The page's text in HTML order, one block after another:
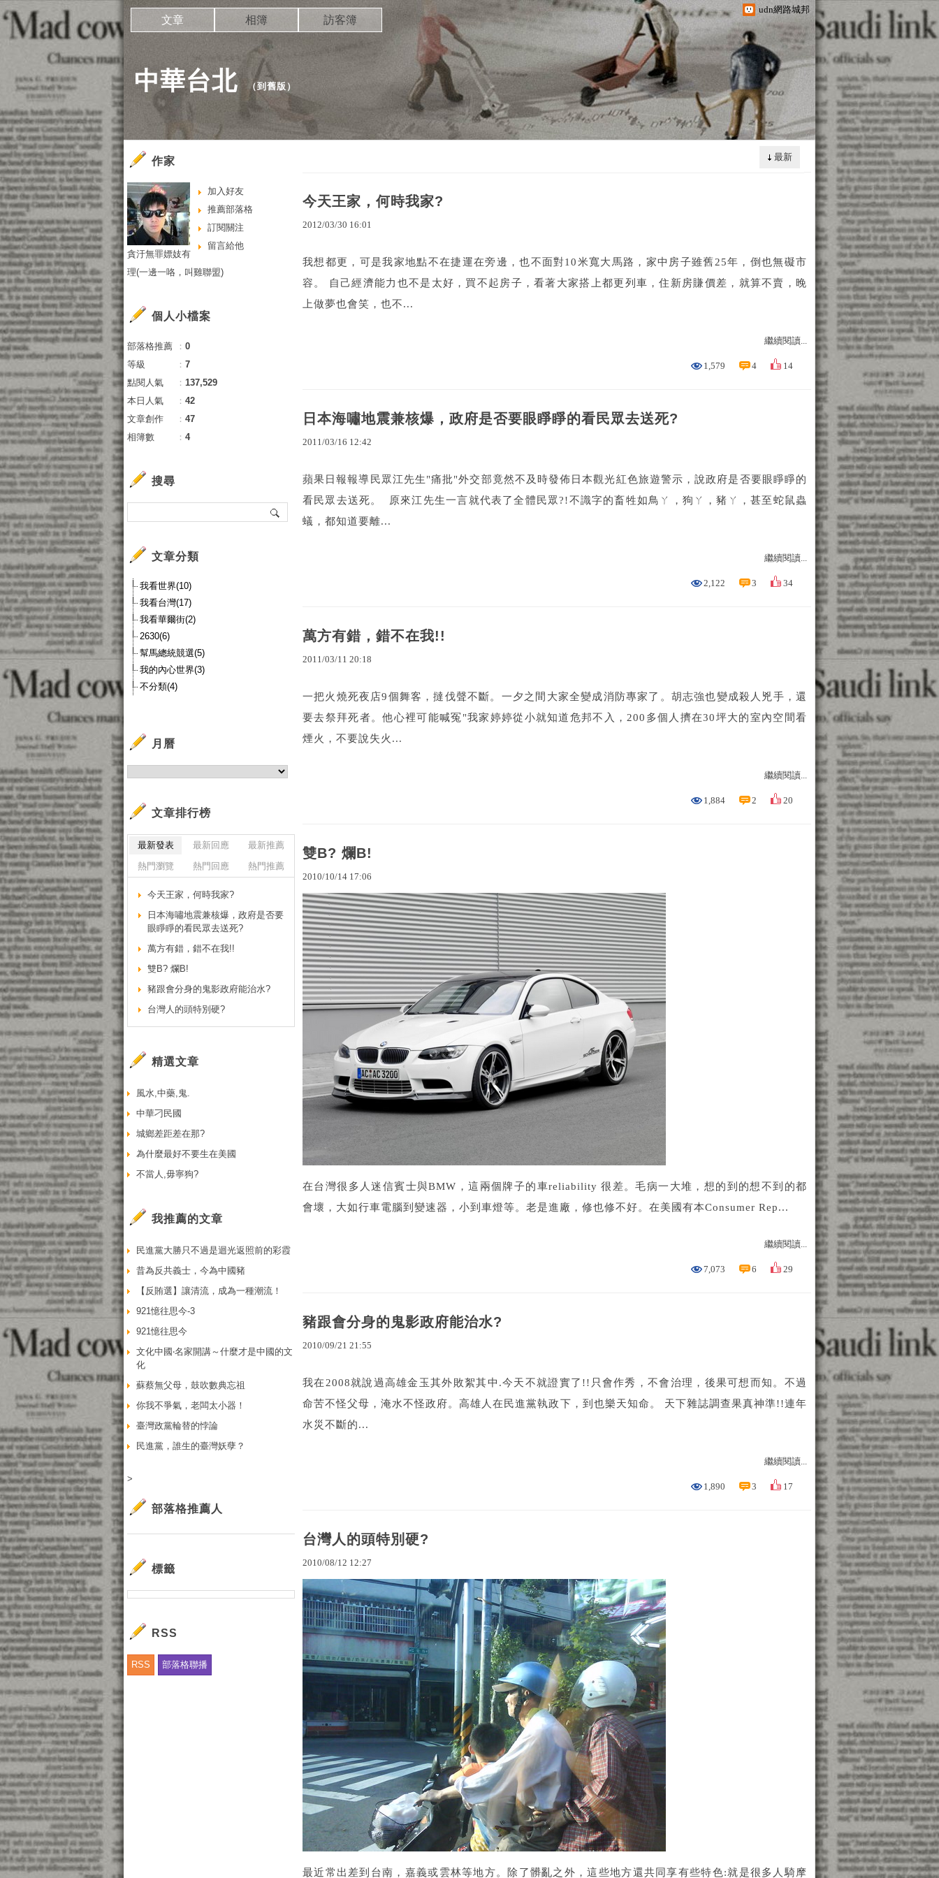
udn網路城邦
中華台北 （到舊版 ）
文章 相簿 訪客簿
最新
今天王家，何時我家?
2012/03/30 16:01
我想都更，可是我家地點不在捷運在旁邊，也不面對10米寬大馬路，家中房子雖舊25年，倒也無礙市
容。 自己經濟能力也不是太好，買不起房子，看著大家搭上都更列車，住新房賺價差，就算不賣，晚
上做夢也會笑，也不...
繼續閱讀...
1,579 4 14
日本海嘯地震兼核爆，政府是否要眼睜睜的看民眾去送死?
2011/03/16 12:42
蘋果日報報導民眾江先生"痛批"外交部竟然不及時發佈日本觀光紅色旅遊警示，說政府是否要眼睜睜的
看民眾去送死。 原來江先生一言就代表了全體民眾?!不識字的畜牲如鳥ㄚ，狗ㄚ，豬ㄚ，甚至蛇鼠蟲
蟻，都知道要離...
繼續閱讀...
2,122 3 34
萬方有錯，錯不在我!!
2011/03/11 20:18
一把火燒死夜店9個舞客，撻伐聲不斷。一夕之間大家全變成消防專家了。胡志強也變成殺人兇手，還
要去祭拜死者。他心裡可能喊冤"我家婷婷從小就知道危邦不入，200多個人擠在30坪大的室內空間看
煙火，不要說失火...
繼續閱讀...
1,884 2 20
雙B? 爛B!
2010/10/14 17:06
在台灣很多人迷信賓士與BMW，這兩個牌子的車reliability 很差。毛病一大堆，想的到的想不到的都
會壞，大如行車電腦到變速器，小到車燈等。老是進廠，修也修不好。在美國有本Consumer Rep...
繼續閱讀...
7,073 6 29
豬跟會分身的鬼影政府能治水?
2010/09/21 21:55
我在2008就說過高雄金玉其外敗絮其中.今天不就證實了!!只會作秀，不會治理，後果可想而知。不過
命苦不怪父母，淹水不怪政府。高雄人在民進黨執政下，到也樂天知命。 天下雜誌調查果真神準!!連年
水災不斷的...
繼續閱讀...
1,890 3 17
台灣人的頭特別硬?
2010/08/12 12:27
最近常出差到台南，嘉義或雲林等地方。除了髒亂之外，這些地方還共同享有些特色:就是很多人騎摩
作家
加入好友
推薦部落格
訂閱關注
留言給他
貪汙無罪嫖妓有
理(一邊一咯，叫雞聯盟)
個人小檔案
部落格推薦 ： 0
等級
： 7
點閱人氣
： 137,529
本日人氣
： 42
文章創作
： 47
相簿數
： 4
搜尋
文章分類
我看世界(10)
我看台灣(17)
我看華爾街(2)
2630(6)
幫馬總統競選(5)
我的內心世界(3)
不分類(4)
月曆
文章排行榜
最新發表 最新回應
最新推薦
熱門瀏覽
熱門回應 熱門推薦
今天王家，何時我家?
日本海嘯地震兼核爆，政府是否要
眼睜睜的看民眾去送死?
萬方有錯，錯不在我!!
雙B? 爛B!
豬跟會分身的鬼影政府能治水?
台灣人的頭特別硬?
精選文章
風水,中藥,鬼.
中華刁民國
城鄉差距差在那?
為什麼最好不要生在美國
不當人,毋寧狗?
我推薦的文章
民進黨大勝只不過是迴光返照前的彩霞
昔為反共義士，今為中國豬
【反賄選】讓清流，成為一種潮流！
921憶往思今-3
921憶往思今
文化中國‧名家開講～什麼才是中國的文
化
蘇蔡無父母，鼓吹數典忘祖
你我不爭氣，老闆太小器！
臺灣政黨輪替的悖論
民進黨，誰生的臺灣妖孽？
>
部落格推薦人
標籤
RSS
RSS 部落格聯播